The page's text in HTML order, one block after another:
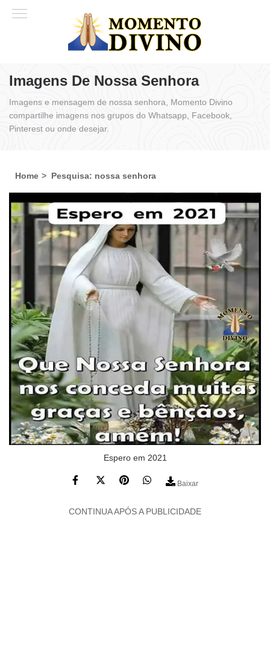
Imagens De Nossa Senhora
Imagens e mensagem de nossa senhora, Momento Divino
compartilhe imagens nos grupos do Whatsapp, Facebook,
Pinterest ou onde desejar.
Home Pesquisa: nossa senhora
Espero em 2021
Baixar
CONTINUA APÓS A PUBLICIDADE